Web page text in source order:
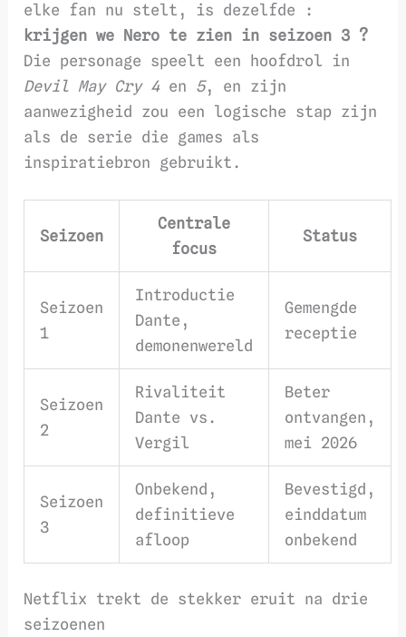
elke fan nu stelt, is dezelfde :
krijgen we Nero te zien in seizoen 3 ?
Die personage speelt een hoofdrol in
Devil May Cry 4en 5, en zijn
aanwezigheid zou een logische stap zijn
als de serie die games als
inspiratiebron gebruikt.
Seizoen
Centrale
focus
Status
Seizoen
1
Introductie
Dante,
demonenwereld
Gemengde
receptie
Seizoen
2
Rivaliteit
Dante vs.
Vergil
Beter
ontvangen,
mei 2026
Seizoen
3
Onbekend,
definitieve
afloop
Bevestigd,
einddatum
onbekend
Netflix trekt de stekker eruit na drie
seizoenen